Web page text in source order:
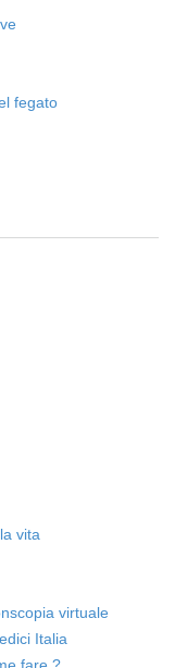
fegato
vita
virtuale
Italia